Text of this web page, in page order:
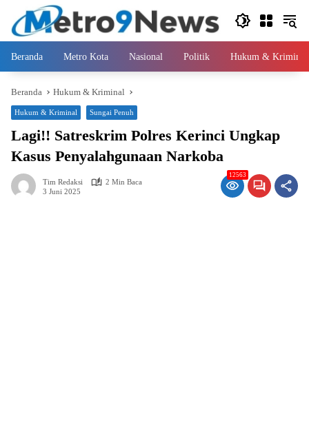
Langsung
konten
Beranda Metro Kota Nasional Politik Hukum & Kriminal
Beranda Hukum & Kriminal
Hukum & Kriminal Sungai Penuh
Lagi!! Satreskrim Polres Kerinci Ungkap
Kasus Penyalahgunaan Narkoba
Tim Redaksi
2 Min Baca
3 Juni 2025
12563